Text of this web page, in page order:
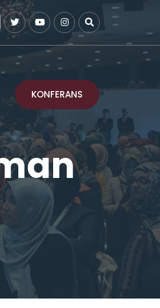
KONFERANS